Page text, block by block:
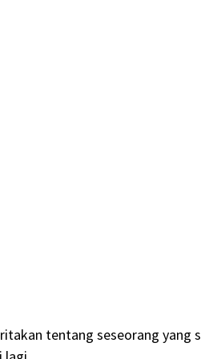
tentang seseorang yang